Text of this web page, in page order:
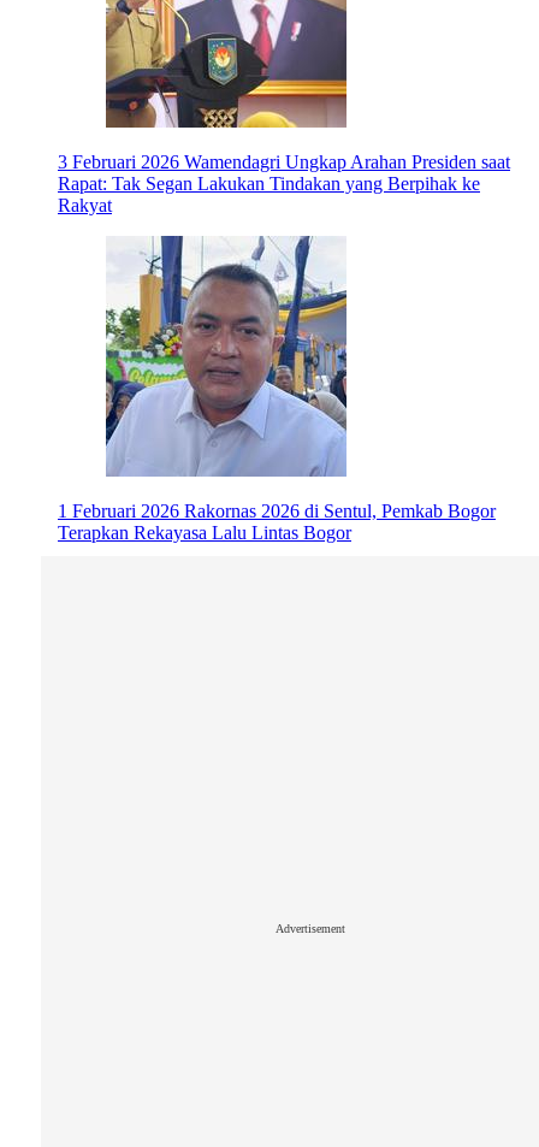
3 Februari 2026 Wamendagri Ungkap Arahan Presiden saat
Rapat: Tak Segan Lakukan Tindakan yang Berpihak ke
Rakyat
1 Februari 2026 Rakornas 2026 di Sentul, Pemkab Bogor
Terapkan Rekayasa Lalu Lintas Bogor
Advertisement